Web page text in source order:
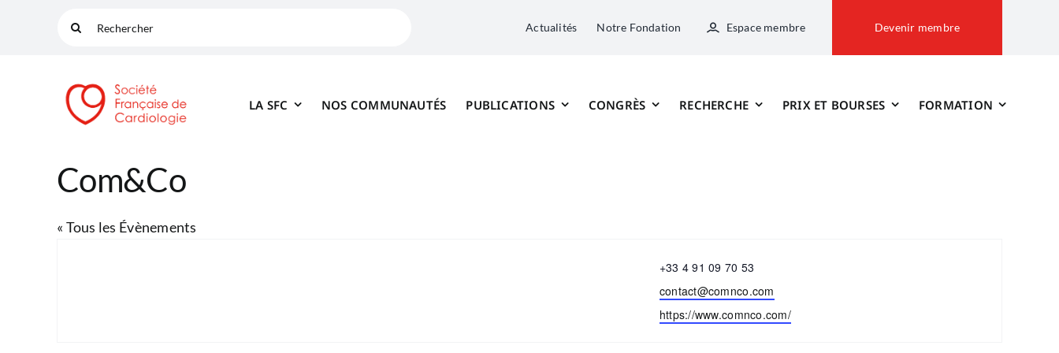
Rechercher: Actualités Notre Fondation Espace membre Devenir membre
LA SFC NOS COMMUNAUTÉS PUBLICATIONS CONGRÈS RECHERCHE PRIX ET BOURSES FORMATION
Com&Co
« Tous les Évènements
Téléphone
+33 4 91 09 70 53
Email
contact@comnco.com
Site
https://www.comnco.com/